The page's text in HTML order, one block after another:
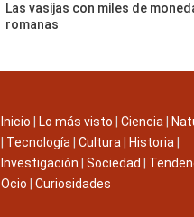
Las vasijas con miles de
romanas
Inicio Lo más visto Ciencia
Tecnología Cultura Historia
Investigación
Sociedad
Ocio
Curiosidades